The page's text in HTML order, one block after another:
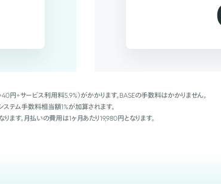
円+サービス利用料5.9%）がかかります。BASEの手数料はかかりません。
テム手数料相当額1%が加算されます。
ます。月払いの費用は1ヶ月あたり19,980円となります。